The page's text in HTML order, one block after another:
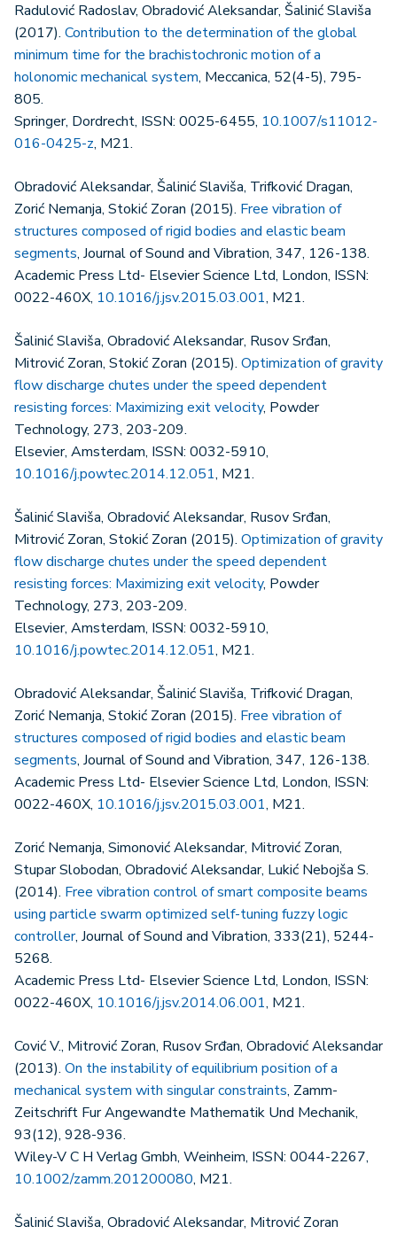
Radulović Radoslav, Obradović Aleksandar, Šalinić Slaviša
(2017). Contribution to the determination of the global
minimum time for the brachistochronic motion of a
holonomic mechanical system, Meccanica, 52(4-5), 795-
805.
Springer, Dordrecht, ISSN: 0025-6455, 10.1007/s11012-
016-0425-z, M21.
Obradović Aleksandar, Šalinić Slaviša, Trifković Dragan,
Zorić Nemanja, Stokić Zoran (2015). Free vibration of
structures composed of rigid bodies and elastic beam
segments, Journal of Sound and Vibration, 347, 126-138.
Academic Press Ltd- Elsevier Science Ltd, London, ISSN:
0022-460X, 10.1016/j.jsv.2015.03.001, M21.
Šalinić Slaviša, Obradović Aleksandar, Rusov Srđan,
Mitrović Zoran, Stokić Zoran (2015). Optimization of gravity
flow discharge chutes under the speed dependent
resisting forces: Maximizing exit velocity, Powder
Technology, 273, 203-209.
Elsevier, Amsterdam, ISSN: 0032-5910,
10.1016/j.powtec.2014.12.051, M21.
Šalinić Slaviša, Obradović Aleksandar, Rusov Srđan,
Mitrović Zoran, Stokić Zoran (2015). Optimization of gravity
flow discharge chutes under the speed dependent
resisting forces: Maximizing exit velocity, Powder
Technology, 273, 203-209.
Elsevier, Amsterdam, ISSN: 0032-5910,
10.1016/j.powtec.2014.12.051, M21.
Obradović Aleksandar, Šalinić Slaviša, Trifković Dragan,
Zorić Nemanja, Stokić Zoran (2015). Free vibration of
structures composed of rigid bodies and elastic beam
segments, Journal of Sound and Vibration, 347, 126-138.
Academic Press Ltd- Elsevier Science Ltd, London, ISSN:
0022-460X, 10.1016/j.jsv.2015.03.001, M21.
Zorić Nemanja, Simonović Aleksandar, Mitrović Zoran,
Stupar Slobodan, Obradović Aleksandar, Lukić Nebojša S.
(2014). Free vibration control of smart composite beams
using particle swarm optimized self-tuning fuzzy logic
controller, Journal of Sound and Vibration, 333(21), 5244-
5268.
Academic Press Ltd- Elsevier Science Ltd, London, ISSN:
0022-460X, 10.1016/j.jsv.2014.06.001, M21.
Cović V., Mitrović Zoran, Rusov Srđan, Obradović Aleksandar
(2013). On the instability of equilibrium position of a
mechanical system with singular constraints, Zamm-
Zeitschrift Fur Angewandte Mathematik Und Mechanik,
93(12), 928-936.
Wiley-V C H Verlag Gmbh, Weinheim, ISSN: 0044-2267,
10.1002/zamm.201200080, M21.
Šalinić Slaviša, Obradović Aleksandar, Mitrović Zoran